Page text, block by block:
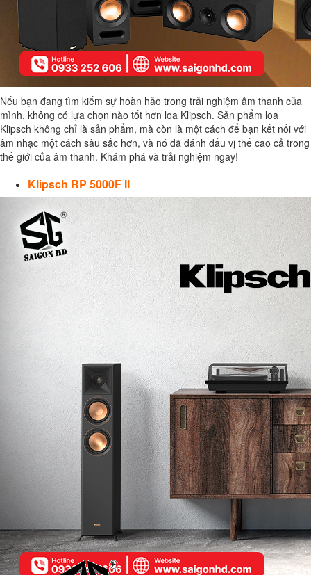
Nếu bạn đang tìm kiếm sự hoàn hảo trong trải nghiệm âm thanh của
mình, không có lựa chọn nào tốt hơn loa Klipsch. Sản phẩm loa
Klipsch không chỉ là sản phẩm, mà còn là một cách để bạn kết nối với
âm nhạc một cách sâu sắc hơn, và nó đã đánh dấu vị thế cao cả trong
thế giới của âm thanh. Khám phá và trải nghiệm ngay!
Klipsch RP 5000F II